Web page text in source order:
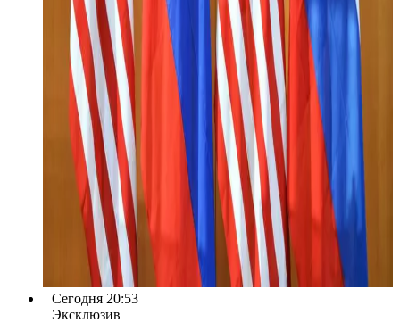
Сегодня 20:53
Эксклюзив